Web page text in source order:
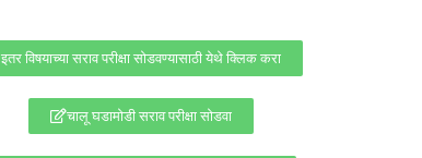
इतर विषयाच्या सराव परीक्षा सोडवण्यासाठी येथे क्लिक करा
चालू घडामोडी सराव परीक्षा सोडवा